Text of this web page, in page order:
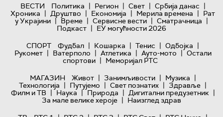
ВЕСТИ Политика | Регион | Свет | Србија данас |
Хроника | Друштво | Економија | Мерила времена | Рат
у Украјини | Време | Сервисне вести | Сматрачница |
Подкаст | ЕУ могућности 2026
СПОРТ
Фудбал | Кошарка | Тенис | Одбојка |
Рукомет | Ватерполо | Атлетика | Ауто-мото | Остали
спортови | Меморијал РТС
МАГАЗИН
Живот | Занимљивости | Музика |
Технологијa | Путујемо | Свет познатих | Здравље |
Филм и ТВ | Наука | Природа | Дигитални предузетник |
За мале велике хероје | Наизглед здрав